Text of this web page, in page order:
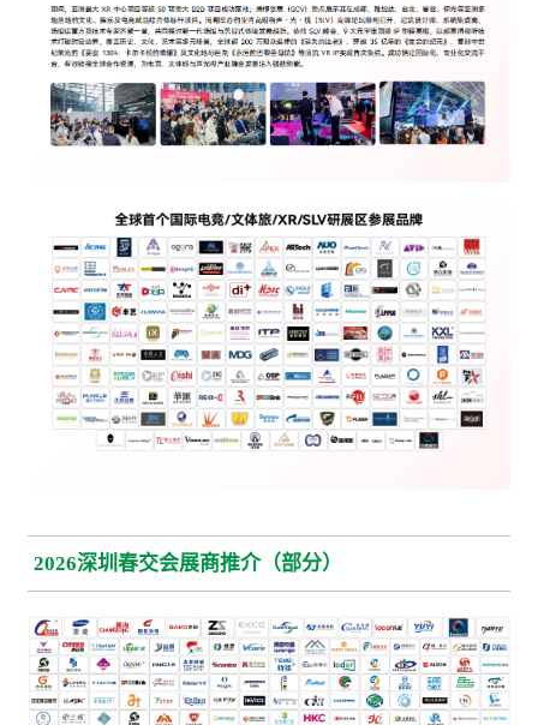
2026深圳春交会展商推介（部分）